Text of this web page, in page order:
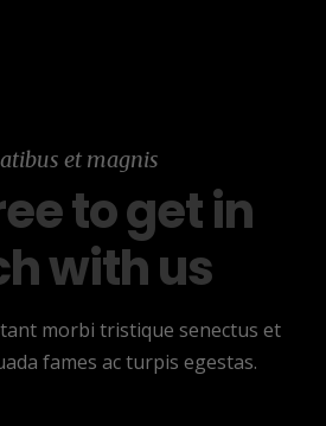
et magnis
to get in
with us
morbi tristique senectus et
fames ac turpis egestas.